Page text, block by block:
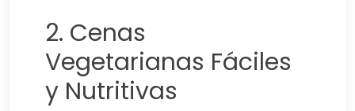
2. Cenas
Vegetarianas Fáciles
y Nutritivas